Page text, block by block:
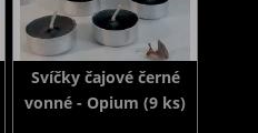
Svíčky čajové černé
vonné - Opium (9 ks)